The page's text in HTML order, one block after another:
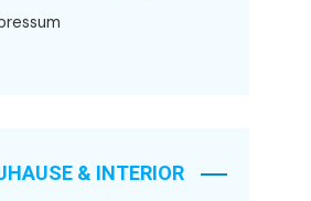
& INTERIOR